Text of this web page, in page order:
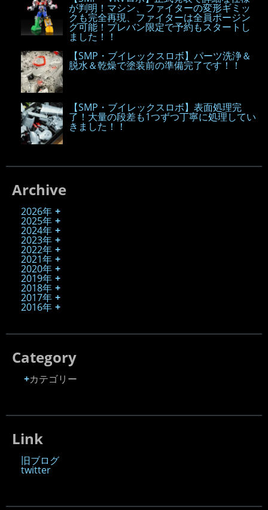
が判明！マシン、ファイターの変形ギミッ
クも完全再現、ファイターは全員ポージン
グ可能！プレバン限定で予約もスタートし
ました！！
【SMP・ブイレックスロボ】パーツ洗浄＆
脱水＆乾燥で塗装前の準備完了です！！
【SMP・ブイレックスロボ】表面処理完
了！大量の段差も1つずつ丁寧に処理してい
きました！！
Archive
2026年
2025年
2024年
2023年
2022年
2021年
2020年
2019年
2018年
2017年
2016年
Category
カテゴリー
Link
旧ブログ
twitter